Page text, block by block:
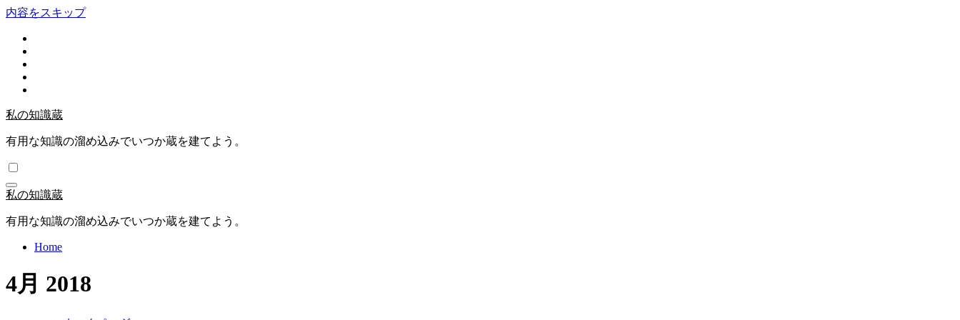
内容をスキップ
私の知識蔵
有用な知識の溜め込みでいつか蔵を建てよう。
私の知識蔵
有用な知識の溜め込みでいつか蔵を建てよう。
Home
4月 2018